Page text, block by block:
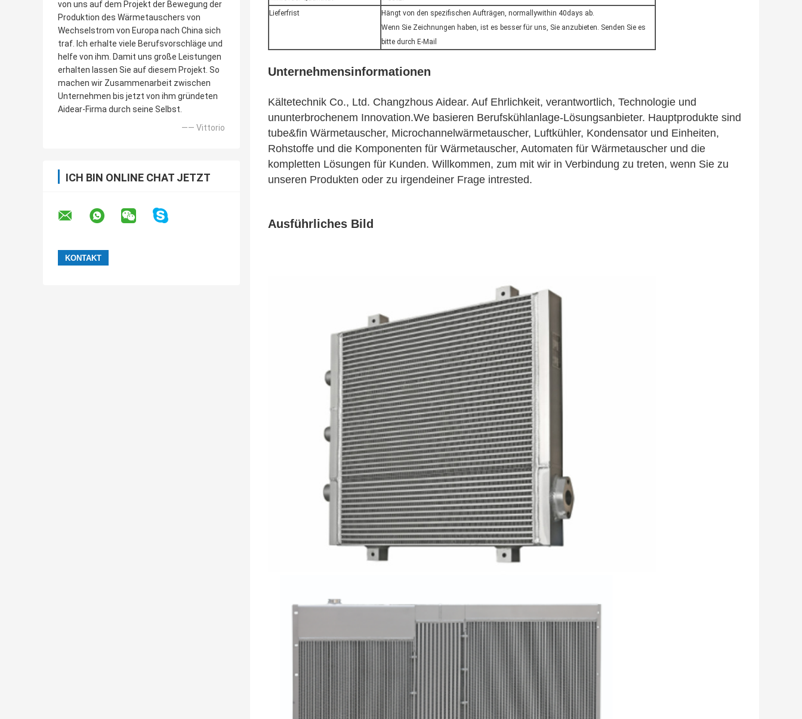
von uns auf dem Projekt der Bewegung der
Produktion des Wärmetauschers von
Wechselstrom von Europa nach China sich
traf. Ich erhalte viele Berufsvorschläge und
helfe von ihm. Damit uns große Leistungen
erhalten lassen Sie auf diesem Projekt. So
machen wir Zusammenarbeit zwischen
Unternehmen bis jetzt von ihm gründeten
Aidear-Firma durch seine Selbst.
—— Vittorio
ICH BIN ONLINE CHAT JETZT
Lieferfrist
Hängt von den spezifischen Aufträgen, normallywithin 40days ab.
Wenn Sie Zeichnungen haben, ist es besser für uns, Sie anzubieten. Senden Sie es
bitte durch E-Mail
Unternehmensinformationen
Kältetechnik Co., Ltd. Changzhous Aidear. Auf Ehrlichkeit, verantwortlich, Technologie und
ununterbrochenem Innovation.We basieren Berufskühlanlage-Lösungsanbieter. Hauptprodukte sind
tube&fin Wärmetauscher, Microchannelwärmetauscher, Luftkühler, Kondensator und Einheiten,
Rohstoffe und die Komponenten für Wärmetauscher, Automaten für Wärmetauscher und die
kompletten Lösungen für Kunden. Willkommen, zum mit wir in Verbindung zu treten, wenn Sie zu
unseren Produkten oder zu irgendeiner Frage intrested.
Ausführliches Bild